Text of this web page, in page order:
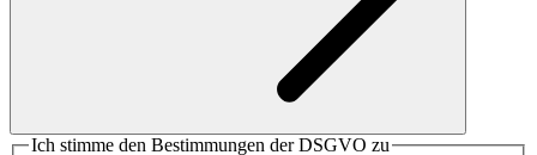
Ich stimme den Bestimmungen der DSGVO zu